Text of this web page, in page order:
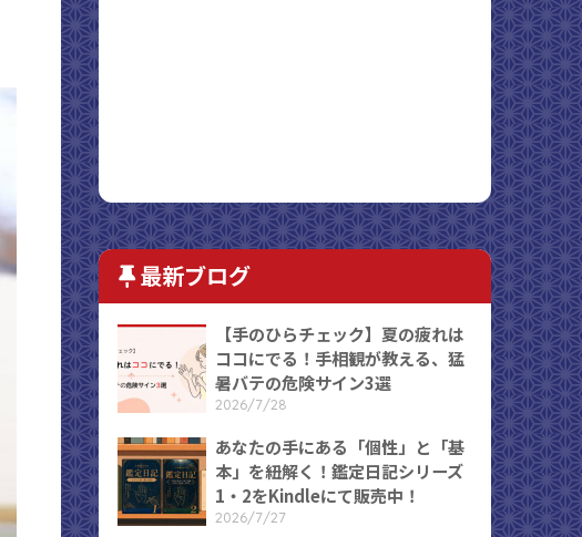
最新ブログ
【手のひらチェック】夏の疲れは
ココにでる！手相観が教える、猛
暑バテの危険サイン3選
2026/7/28
あなたの手にある「個性」と「基
本」を紐解く！鑑定日記シリーズ
1・2をKindleにて販売中！
2026/7/27